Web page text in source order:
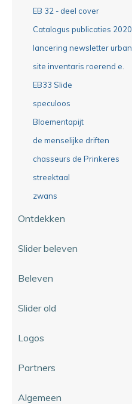
EB 32 - deel cover
Catalogus publicaties 2020
lancering newsletter urban
site inventaris roerend e.
EB33 Slide
speculoos
Bloementapijt
de menselijke driften
chasseurs de Prinkeres
streektaal
zwans
Ontdekken
Slider beleven
Beleven
Slider old
Logos
Partners
Algemeen